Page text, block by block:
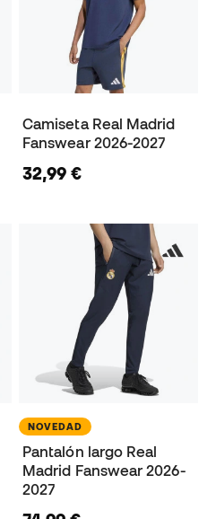
Camiseta Real Madrid
Fanswear 2026-2027
32,99 €
NOVEDAD
Pantalón largo Real
Madrid Fanswear 2026-
2027